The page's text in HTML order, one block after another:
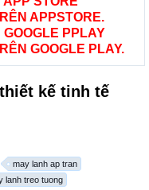
APPSTORE.
PPLAY
GOOGLE PLAY.
kế tinh tế
may lanh ap tran
lanh treo tuong